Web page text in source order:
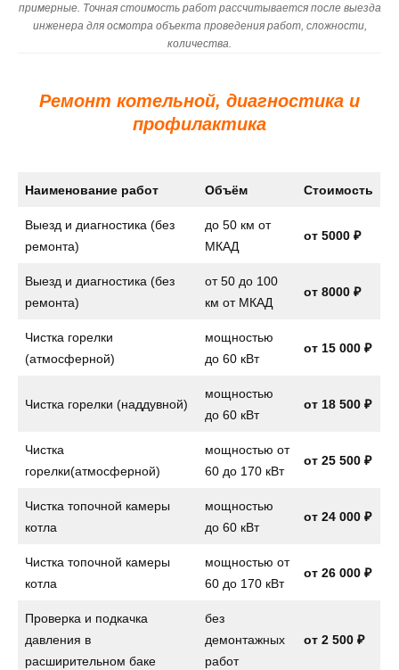
примерные. Точная стоимость работ рассчитывается после выезда
инженера для осмотра объекта проведения работ, сложности,
количества.
Ремонт котельной, диагностика и
профилактика
Наименование работ Объём Стоимость
Выезд и диагностика (без
ремонта)
до 50 км от
МКАД
от 5000 ₽
Выезд и диагностика (без
ремонта)
от 50 до 100
км от МКАД
от 8000 ₽
Чистка горелки
(атмосферной)
мощностью
до 60 кВт
от 15 000 ₽
Чистка горелки (наддувной)
мощностью
до 60 кВт
от 18 500 ₽
Чистка
горелки(атмосферной)
мощностью от
60 до 170 кВт
от 25 500 ₽
Чистка топочной камеры
котла
мощностью
до 60 кВт
от 24 000 ₽
Чистка топочной камеры
котла
мощностью от
60 до 170 кВт
от 26 000 ₽
Проверка и подкачка
давления в
расширительном баке
без
демонтажных
работ
от 2 500 ₽